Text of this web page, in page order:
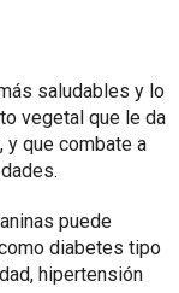
saludables y lo
vegetal que le da
y que combate a
puede
diabetes tipo
hipertensión